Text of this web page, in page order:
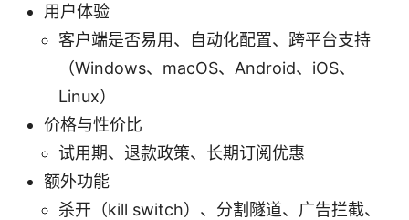
用户体验
客户端是否易用、自动化配置、跨平台支持
（Windows、macOS、Android、iOS、
Linux）
价格与性价比
试用期、退款政策、长期订阅优惠
额外功能
杀开（kill switch）、分割隧道、广告拦截、